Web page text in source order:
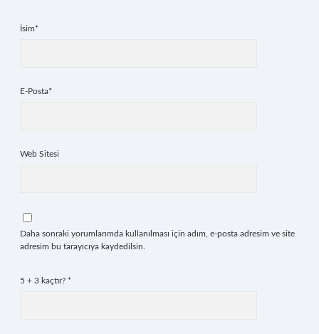
İsim*
E-Posta*
Web Sitesi
Daha sonraki yorumlarımda kullanılması için adım, e-posta adresim ve site
adresim bu tarayıcıya kaydedilsin.
5 + 3 kaçtır? *